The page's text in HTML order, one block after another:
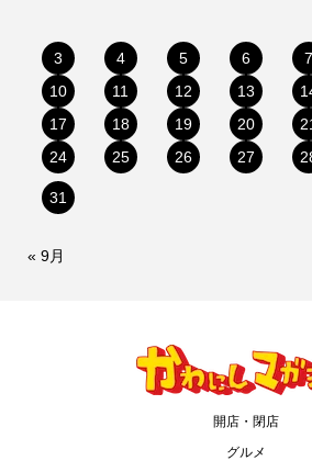
3 4 5 6 7
10
11 12 13
17
18 19 20
24
25 26 27
31
« 9月
開店・閉店
グルメ